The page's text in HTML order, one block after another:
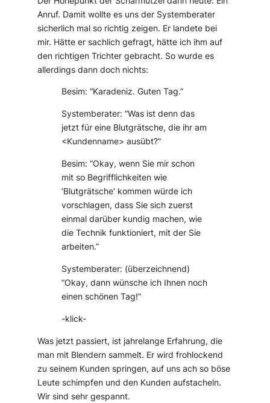
Anruf. Damit wollte es uns der Systemberater
sicherlich mal so richtig zeigen. Er landete bei
mir. Hätte er sachlich gefragt, hätte ich ihm auf
den richtigen Trichter gebracht. So wurde es
allerdings dann doch nichts:
Besim: “Karadeniz. Guten Tag.”
Systemberater: “Was ist denn das
jetzt für eine Blutgrätsche, die ihr am
<Kundenname> ausübt?”
Besim: “Okay, wenn Sie mir schon
mit so Begrifflichkeiten wie
‘Blutgrätsche’ kommen würde ich
vorschlagen, dass Sie sich zuerst
einmal darüber kundig machen, wie
die Technik funktioniert, mit der Sie
arbeiten.”
Systemberater: (überzeichnend)
“Okay, dann wünsche ich Ihnen noch
einen schönen Tag!”
-klick-
Was jetzt passiert, ist jahrelange Erfahrung, die
man mit Blendern sammelt. Er wird frohlockend
zu seinem Kunden springen, auf uns ach so böse
Leute schimpfen und den Kunden aufstacheln.
Wir sind sehr gespannt.